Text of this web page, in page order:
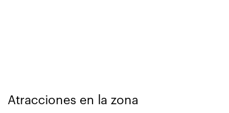
Atracciones en la zona